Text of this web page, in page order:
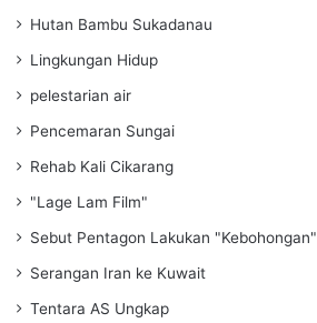
Hutan Bambu Sukadanau
Lingkungan Hidup
pelestarian air
Pencemaran Sungai
Rehab Kali Cikarang
"Lage Lam Film"
Sebut Pentagon Lakukan "Kebohongan"
Serangan Iran ke Kuwait
Tentara AS Ungkap